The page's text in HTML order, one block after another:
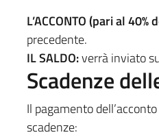
L’ACCONTO (pari al
precedente.
IL SALDO:verrà inviato
Scadenze
Il pagamento
scadenze: